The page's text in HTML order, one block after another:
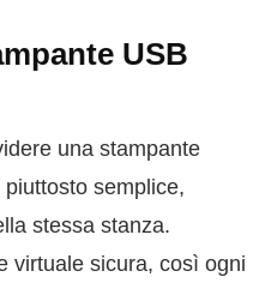
USB
una stampante
semplice,
stessa stanza.
virtuale sicura, così ogni